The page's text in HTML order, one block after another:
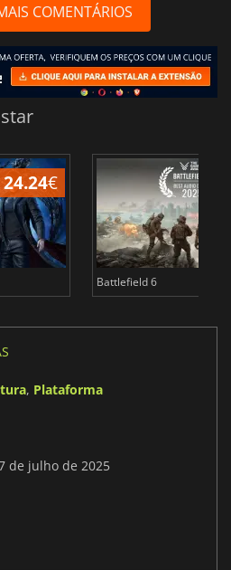
COMENTÁRIOS
24.24€
Battlefield 6
, Plataforma
de julho de 2025